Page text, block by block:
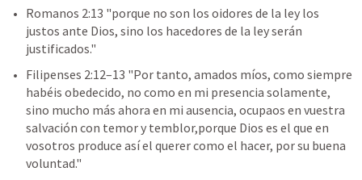
Romanos 2:13 "porque no son los oidores de la ley los
justos ante Dios, sino los hacedores de la ley serán
justificados."
Filipenses 2:12–13 "Por tanto, amados míos, como siempre
habéis obedecido, no como en mi presencia solamente,
sino mucho más ahora en mi ausencia, ocupaos en vuestra
salvación con temor y temblor,porque Dios es el que en
vosotros produce así el querer como el hacer, por su buena
voluntad."